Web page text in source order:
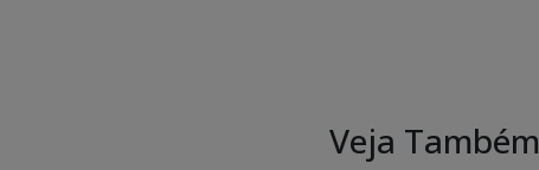
Veja Também